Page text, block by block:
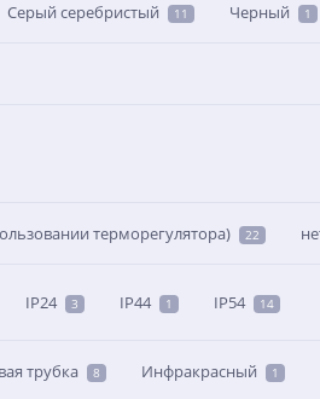
Серый серебристый 11 Черный 1
терморегулятора) 22
IP24 3 IP44 1 IP54 14
трубка 8 Инфракрасный 1